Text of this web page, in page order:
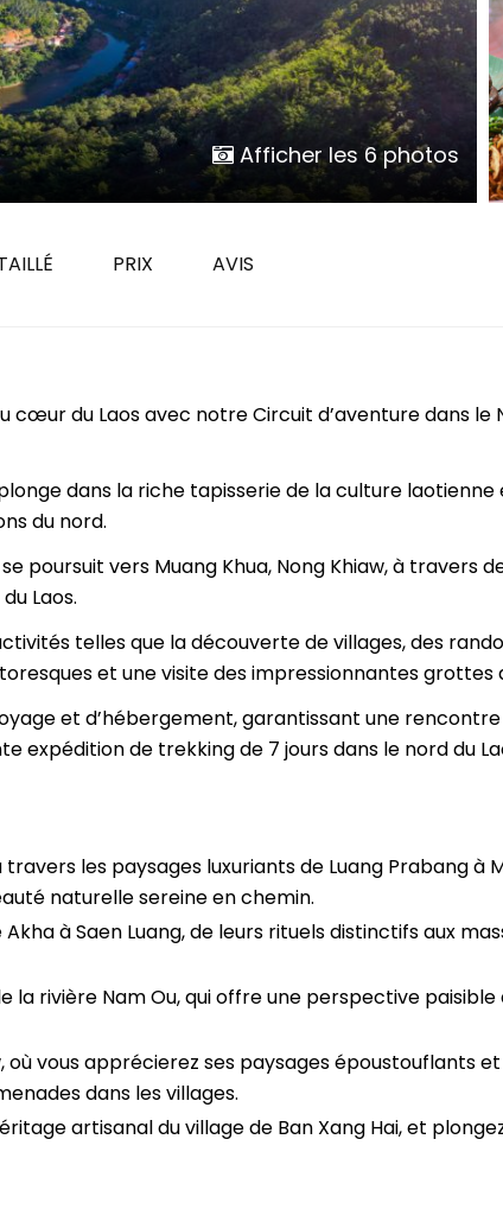
Août
Novembre
VIETNAM PAR DURÉE
8 jours
11 jours
Yangon
Luang Prabang
Cuc Phuong
Hoi An
Da Lat
Marché flottant Cai
Dien Bien Phu
Phong Nha Ke Bang
Afficher les 6 photos
PRIX AVIS
cœur du Laos avec notre Circuit d’aventure dans le
dans la riche tapisserie de la culture laotienne
du nord.
poursuit vers Muang Khua, Nong Khiaw, à travers
Laos.
telles que la découverte de villages, des
et une visite des impressionnantes grottes
et d’hébergement, garantissant une
expédition de trekking de 7 jours dans le nord du
les paysages luxuriants de Luang Prabang à
naturelle sereine en chemin.
à Saen Luang, de leurs rituels distinctifs aux
la rivière Nam Ou, qui offre une perspective paisible
où vous apprécierez ses paysages époustouflants
dans les villages.
artisanal du village de Ban Xang Hai, et